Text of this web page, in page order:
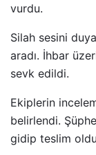
vurdu.
Silah sesini
aradı. İhbar
sevk edildi.
Ekiplerin
belirlendi.
gidip teslim